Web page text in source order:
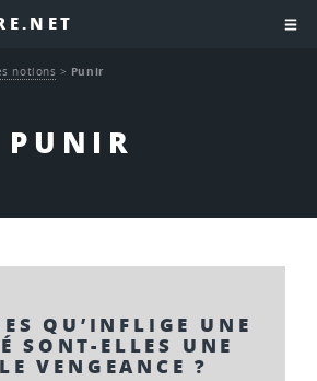
PUNIR
notions > Punir
QU’INFLIGE UNE
SONT-ELLES UNE
VENGEANCE ?